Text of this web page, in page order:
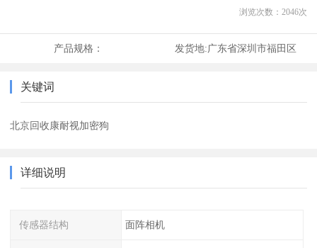
浏览次数： 2046次
产品规格： 发货地:广东省深圳市福田区
关键词
北京回收康耐视加密狗
详细说明
传感器结构 面阵相机